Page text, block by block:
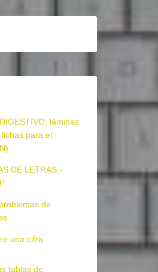
láminas
para el
DE LETRAS -
de
una cifra
tablas de